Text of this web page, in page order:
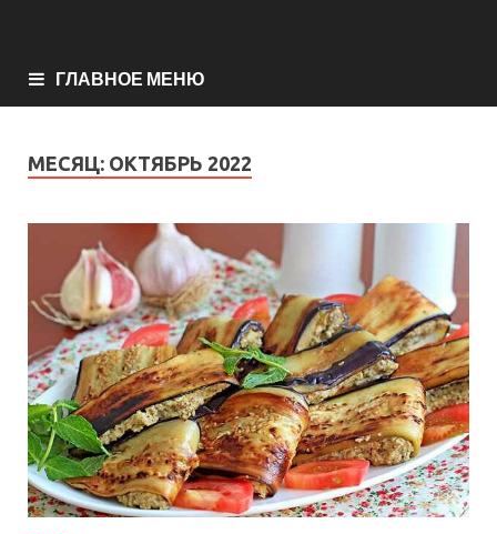
ГЛАВНОЕ МЕНЮ
МЕСЯЦ: ОКТЯБРЬ 2022